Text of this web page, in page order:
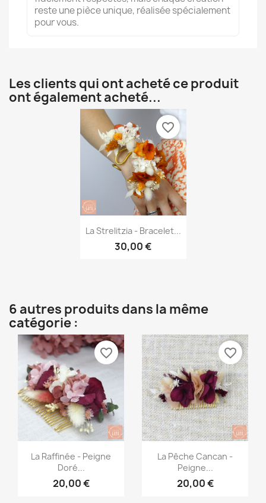
reste une pièce unique, réalisée spécialement
pour vous.
Les clients qui ont acheté ce produit
ont également acheté...
Aperçu rapide
La Strelitzia - Bracelet...
30,00 €
favorite_border
6 autres produits dans la même
catégorie :
Aperçu rapide
La Raffinée - Peigne
Doré...
20,00 €
favorite_border
Aperçu rapide
La Pêche Cancan -
Peigne...
20,00 €
favorite_border